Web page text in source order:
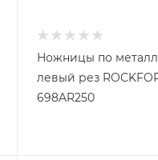
Ножницы по
левый рез
698AR250